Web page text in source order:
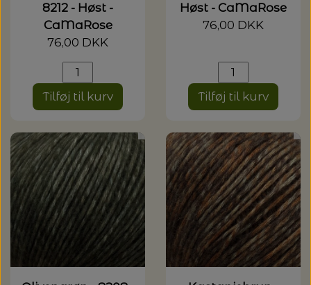
8212 - Høst -
CaMaRose
76,00 DKK
Tilføj til kurv
Høst - CaMaRose
76,00 DKK
Tilføj til kurv